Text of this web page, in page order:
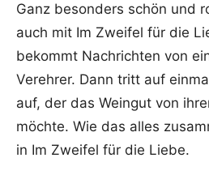
Ganz besonders schön und
auch mit Im Zweifel für die
bekommt Nachrichten von
Verehrer. Dann tritt auf
auf, der das Weingut von
möchte. Wie das alles
in Im Zweifel für die Liebe.